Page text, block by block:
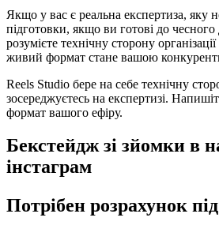
Якщо у вас є реальна експертиза, яку
підготовки, якщо ви готові до чесного
розумієте технічну сторону
живий формат стане вашою
Reels Studio бере на себе технічну
зосереджуєтесь на експертизі.
формат вашого ефіру.
Бекстейдж зі зйомки в
інстаграм
Потрібен розрахунок